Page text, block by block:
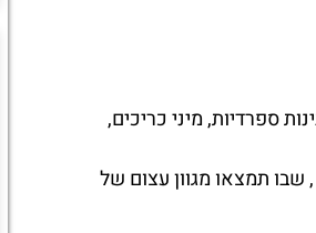
ספרדיות, מיני כריכים,
, שבו תמצאו מגוון עצום של